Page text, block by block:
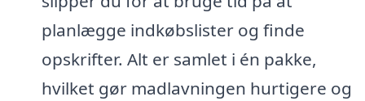
planlægge indkøbslister og finde
opskrifter. Alt er samlet i én pakke,
hvilket gør madlavningen hurtigere og